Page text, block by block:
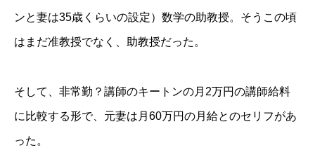
ンと妻は35歳くらいの設定）数学の助教授。そうこの頃
はまだ准教授でなく、助教授だった。
そして、非常勤？講師のキートンの月2万円の講師給料
に比較する形で、元妻は月60万円の月給とのセリフがあ
った。